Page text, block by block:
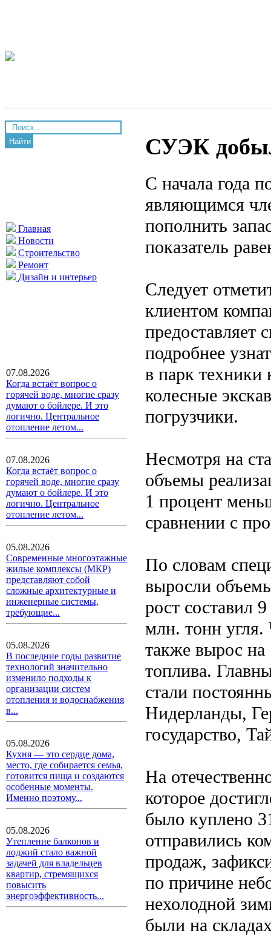
Найти
Главная
Новости
Строительство
Ремонт
Дизайн и интерьер
07.08.2026
Когда встаёт вопрос о
горячей воде, многие сразу
думают о бойлере. И это
логично. Центральное
отопление летом...
07.08.2026
Когда встаёт вопрос о
горячей воде, многие сразу
думают о бойлере. И это
логично. Центральное
отопление летом...
05.08.2026
Современные многоэтажные
жилые комплексы (МКР)
представляют собой
сложные архитектурные и
инженерные системы,
требующие...
05.08.2026
В последние годы развитие
технологий значительно
изменило подходы к
организации систем
отопления и водоснабжения
в...
05.08.2026
Кухня — это сердце дома,
место, где собирается семья,
готовится пища и создаются
особенные моменты.
Именно поэтому...
05.08.2026
Утепление балконов и
лоджий стало важной
задачей для владельцев
квартир, стремящихся
повысить
энергоэффективность...
СУЭК
С начала года
являющимся
пополнить
показатель
Следует
клиентом
предоставляет
подробнее
в парк техники
колесные
погрузчики.
Несмотря на
объемы
1 процент
сравнении с
По словам
выросли
рост составил
млн. тонн угля.
также вырос на
топлива.
стали
Нидерланды,
государство,
На
которое
было куплено
отправились
продаж,
по причине
нехолодной
были на